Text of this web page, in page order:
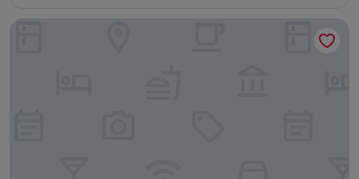
Bewertungen)
La Quinta Inn & Suites by Wyndham Houston Cypress